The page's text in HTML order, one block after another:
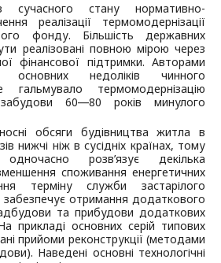
сучасного стану нормативно-
реалізації термомодернізації
фонду. Більшість державних
реалізовані повною мірою через
фінансової підтримки. Авторами
основних недоліків чинного
гальмувало термомодернізацію
60―80 років минулого
обсяги будівництва житла в
нижчі ніж в сусідніх країнах, тому
одночасно розв’язує декілька
споживання енергетичних
терміну служби застарілого
отримання додаткового
та прибудови додаткових
прикладі основних серій типових
прийоми реконструкції (методами
Наведені основні технологічні